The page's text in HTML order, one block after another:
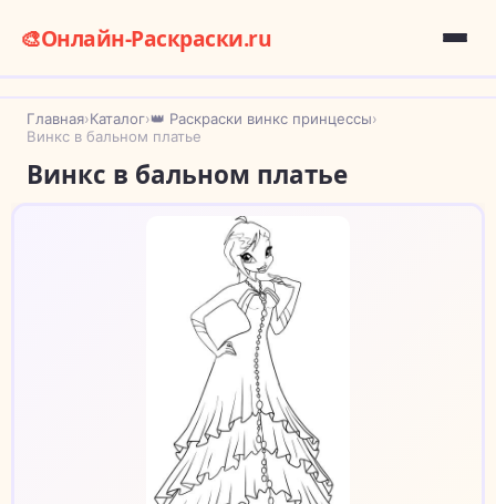
🎨Онлайн-Раскраски.ru
Главная›Каталог›👑 Раскраски винкс принцессы›
Винкс в бальном платье
Винкс в бальном платье